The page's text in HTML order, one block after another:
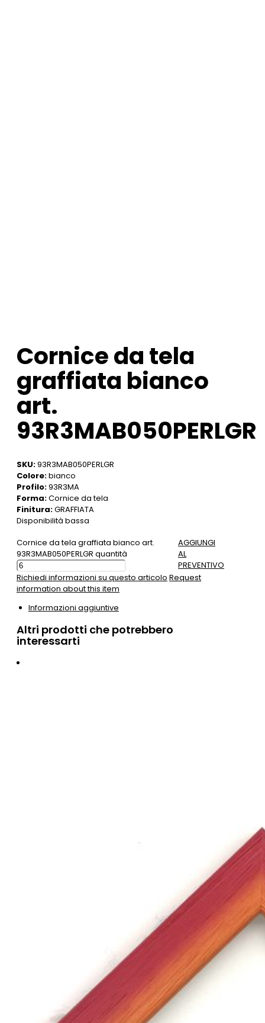
Cornice da tela
graffiata bianco
art.
93R3MAB050PERLGR
SKU:93R3MAB050PERLGR
Colore:bianco
Profilo:93R3MA
Forma:Cornice da tela
Finitura:GRAFFIATA
Disponibilità bassa
Cornice da tela graffiata bianco art.
93R3MAB050PERLGR quantità
AGGIUNGI
AL
PREVENTIVO
Richiedi informazioni su questo articolo Request
information about this item
Informazioni aggiuntive
Altri prodotti che potrebbero
interessarti